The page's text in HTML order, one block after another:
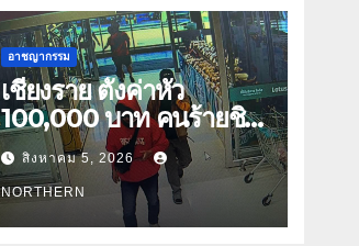
อาชญากรรม
เชียงราย ตั้งค่าหัว
100,000 บาท คนร้ายชิง
ทองเชียงของ ลาวพบ
เสื้อผ้าคนร้ายตั้งจุดตรวจ
ตามเส้นทาง
สิงหาคม 5, 2026
NORTHERN